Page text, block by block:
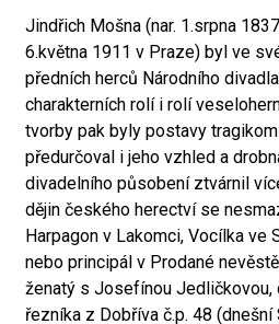
Jindřich Mošna (nar. 1.srpna
6.května 1911 v Praze) byl ve
předních herců Národního
charakterních rolí i rolí
tvorby pak byly postavy
předurčoval i jeho vzhled a
divadelního působení ztvárnil
dějin českého herectví se
Harpagon v Lakomci, Vocílka ve
nebo principál v Prodané
ženatý s Josefínou Jedličkovou,
řezníka z Dobříva č.p. 48 (dnešní